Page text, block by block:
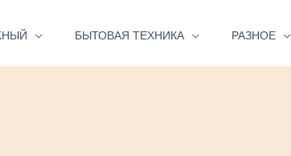
БЫТОВАЯ ТЕХНИКА РАЗНОЕ